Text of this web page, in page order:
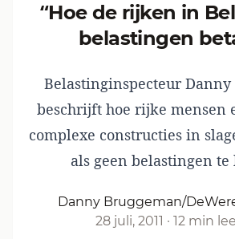
“Hoe de rijken in België geen
belastingen
Belastinginspecteur Danny
beschrijft hoe rijke mensen
complexe constructies in
als geen belastingen te
Danny Bruggeman/
28 juli, 2011 · 12 min